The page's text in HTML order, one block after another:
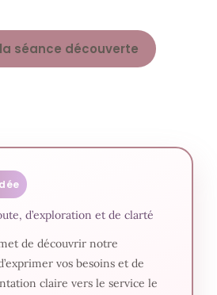
séance découverte
d’exploration et de clarté
de découvrir notre
vos besoins et de
claire vers le service le